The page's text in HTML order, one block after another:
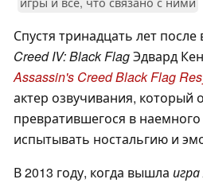
Спустя тринадцать лет
Creed IV: Black FlagЭдвард
Assassin's Creed Black Flag
актер озвучивания, который
превратившегося в
испытывать ностальгию и
В 2013 году, когда вышла